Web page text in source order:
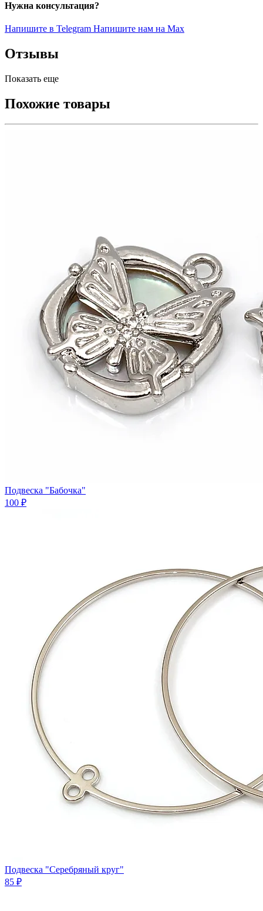
Нужна консультация?
Напишите в Telegram Напишите нам на Max
Отзывы
Показать еще
Похожие товары
Подвеска "Бабочка"
100 ₽
Подвеска "Серебряный круг"
85 ₽